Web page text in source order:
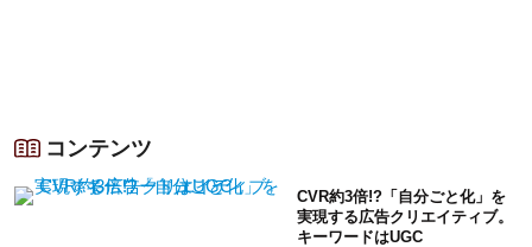
コンテンツ
CVR約3倍!?「自分ごと化」を
実現する広告クリエイティブ。
キーワードはUGC